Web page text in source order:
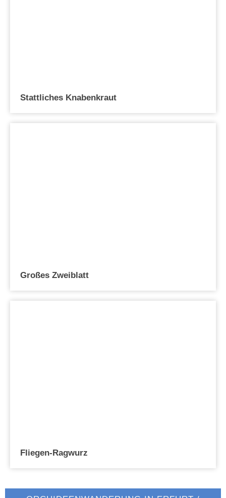
Stattliches Knabenkraut
Großes Zweiblatt
Fliegen-Ragwurz